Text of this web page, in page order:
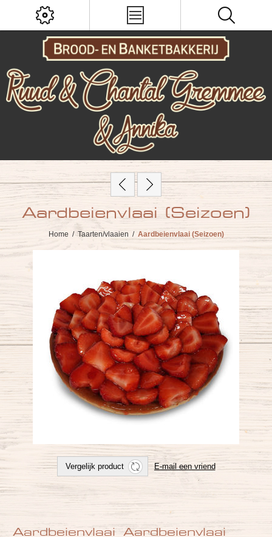
Aardbeienvlaai (Seizoen)
Home / Taarten/vlaaien / Aardbeienvlaai (Seizoen)
Aardbeienvlaai
Aardbeienvlaai